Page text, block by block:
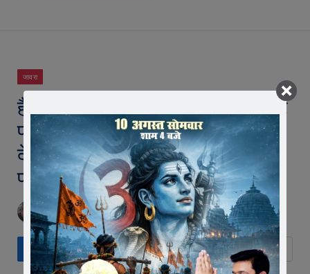
जावरा
हैण्डबॉल की राष्ट्रीय प्रतियोगिता में सेंट
पॉल के खिलाडिय़ों का चयन, प्राचार्य
देवेन्द्र मूणत ने विद्यार्थियों की सफलता
पर दी बधाई
BY EDITOR DECEMBER 15, 2023 18 COMMENTS